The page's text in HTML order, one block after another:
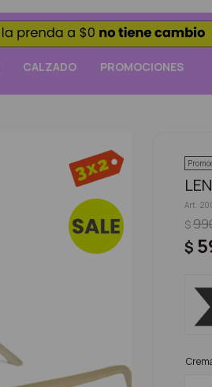
CALZADO PROMOCIONES
$
$